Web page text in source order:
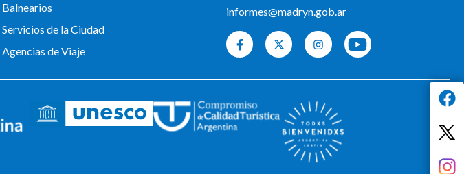
Balnearios
Servicios de la Ciudad
Agencias de Viaje
informes@madryn.gob.ar